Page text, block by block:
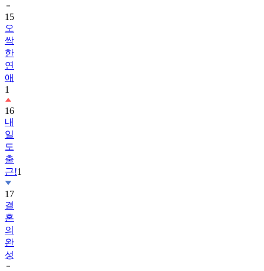
15
오
싹
한
연
애
1
16
내
일
도
출
근!1
17
결
혼
의
완
성